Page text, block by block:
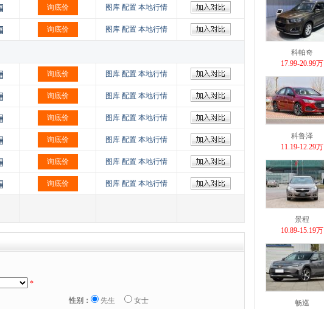
询底价 图库 配置 本地行情
询底价 图库 配置 本地行情
询底价 图库 配置 本地行情
询底价 图库 配置 本地行情
询底价 图库 配置 本地行情
询底价 图库 配置 本地行情
询底价 图库 配置 本地行情
询底价 图库 配置 本地行情
*
性别： 先生
女士
科帕奇
17.99-20.99万
科鲁泽
11.19-12.29万
景程
10.89-15.19万
畅巡